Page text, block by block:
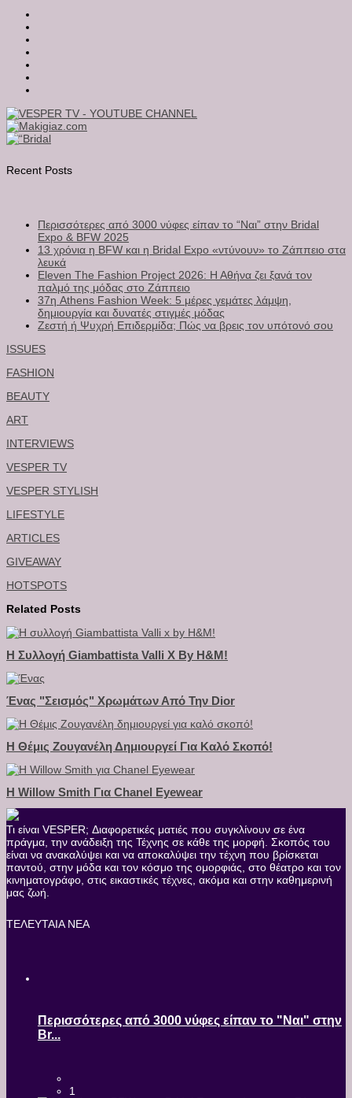
Recent Posts
Περισσότερες από 3000 νύφες είπαν το “Ναι” στην Bridal
Expo & BFW 2025
13 χρόνια η BFW και η Bridal Expo «ντύνουν» το Ζάππειο στα
λευκά
Eleven The Fashion Project 2026: Η Αθήνα ζει ξανά τον
παλμό της μόδας στο Ζάππειο
37η Athens Fashion Week: 5 μέρες γεμάτες λάμψη,
δημιουργία και δυνατές στιγμές μόδας
Ζεστή ή Ψυχρή Επιδερμίδα; Πώς να βρεις τον υπότονό σου
ISSUES
FASHION
BEAUTY
ART
INTERVIEWS
VESPER TV
VESPER STYLISH
LIFESTYLE
ARTICLES
GIVEAWAY
HOTSPOTS
Related Posts
Η Συλλογή Giambattista Valli X By H&M!
Ένας "σεισμός" Χρωμάτων Από Την Dior
Η Θέμις Ζουγανέλη Δημιουργεί Για Καλό Σκοπό!
Η Willow Smith Για Chanel Eyewear
Τι είναι VESPER; Διαφορετικές ματιές που συγκλίνουν σε ένα
πράγμα, την ανάδειξη της Τέχνης σε κάθε της μορφή. Σκοπός του
είναι να ανακαλύψει και να αποκαλύψει την τέχνη που βρίσκεται
παντού, στην μόδα και τον κόσμο της ομορφιάς, στο θέατρο και τον
κινηματογράφο, στις εικαστικές τέχνες, ακόμα και στην καθημερινή
μας ζωή.
ΤΕΛΕΥΤΑΙΑ ΝΕΑ
Περισσότερες από 3000 νύφες είπαν το "Ναι" στην
Br...
1